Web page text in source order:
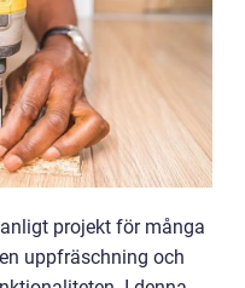
projekt för många
uppfräschning och